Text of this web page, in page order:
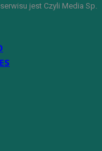
jest Czyli Media Sp.